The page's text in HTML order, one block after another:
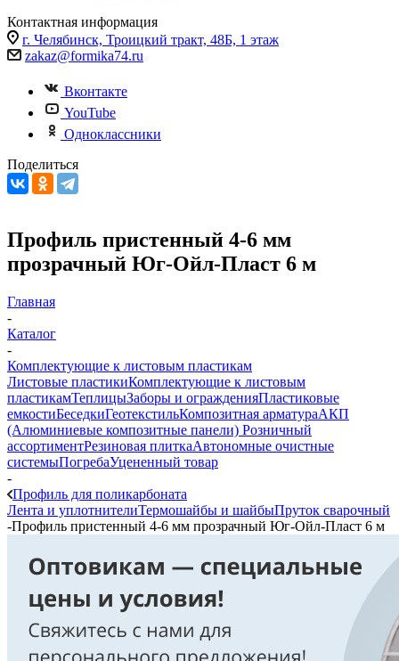
Контактная информация
г. Челябинск, Троицкий тракт, 48Б, 1 этаж
zakaz@formika74.ru
Вконтакте
YouTube
Одноклассники
Поделиться
Профиль пристенный 4-6 мм
прозрачный Юг-Ойл-Пласт 6 м
Главная
-
Каталог
-
Комплектующие к листовым пластикам
Листовые пластикиКомплектующие к листовым
пластикамТеплицыЗаборы и огражденияПластиковые
емкостиБеседкиГеотекстильКомпозитная арматураАКП
(Алюминиевые композитные панели) Розничный
ассортиментРезиновая плиткаАвтономные очистные
системыПогребаУцененный товар
-
Профиль для поликарбоната
Лента и уплотнителиТермошайбы и шайбыПруток сварочный
-Профиль пристенный 4-6 мм прозрачный Юг-Ойл-Пласт 6 м